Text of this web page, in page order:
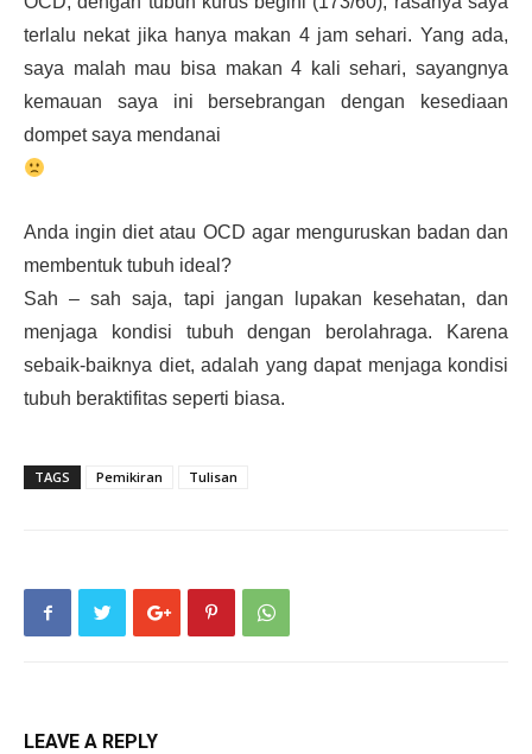
terlalu nekat jika hanya makan 4 jam sehari. Yang ada,
saya malah mau bisa makan 4 kali sehari, sayangnya
kemauan saya ini bersebrangan dengan kesediaan
dompet saya mendanai
Anda ingin diet atau OCD agar menguruskan badan dan
membentuk tubuh ideal?
Sah – sah saja, tapi jangan lupakan kesehatan, dan
menjaga kondisi tubuh dengan berolahraga. Karena
sebaik-baiknya diet, adalah yang dapat menjaga kondisi
tubuh beraktifitas seperti biasa.
TAGS Pemikiran Tulisan
LEAVE A REPLY